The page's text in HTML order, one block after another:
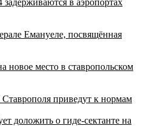
Емануеле, посвящённая
новое место в ставропольском
приведут к нормам
доложить о гиде-сектанте на